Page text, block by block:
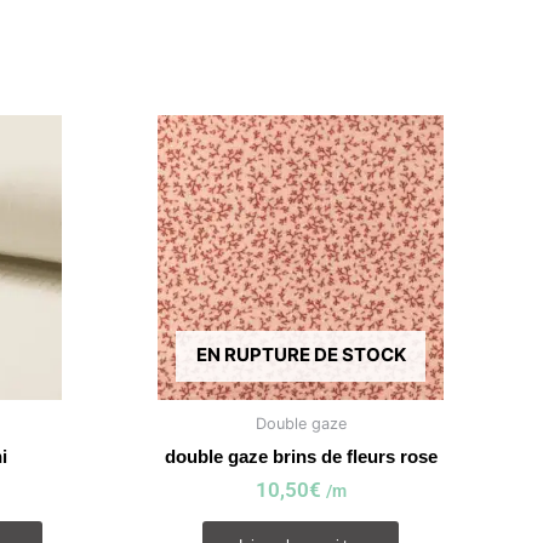
EN RUPTURE DE STOCK
Double gaze
double gaze brins de fleurs rose
10,50€ /m